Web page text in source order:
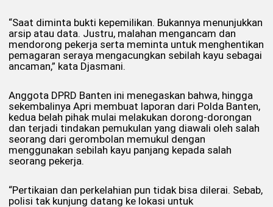
“Saat diminta bukti kepemilikan. Bukannya menunjukkan
arsip atau data. Justru, malahan mengancam dan
mendorong pekerja serta meminta untuk menghentikan
pemagaran seraya mengacungkan sebilah kayu sebagai
ancaman,” kata Djasmani.
Anggota DPRD Banten ini menegaskan bahwa, hingga
sekembalinya Apri membuat laporan dari Polda Banten,
kedua belah pihak mulai melakukan dorong-dorongan
dan terjadi tindakan pemukulan yang diawali oleh salah
seorang dari gerombolan memukul dengan
menggunakan sebilah kayu panjang kepada salah
seorang pekerja.
“Pertikaian dan perkelahian pun tidak bisa dilerai. Sebab,
polisi tak kunjung datang ke lokasi untuk